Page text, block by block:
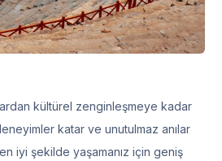
kültürel zenginleşmeye kadar
katar ve unutulmaz anılar
iyi şekilde yaşamanız için geniş